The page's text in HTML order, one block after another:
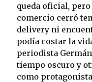
queda oficial,
comercio cerró
delivery ni
podía costar la
periodista
tiempo oscuro y
como